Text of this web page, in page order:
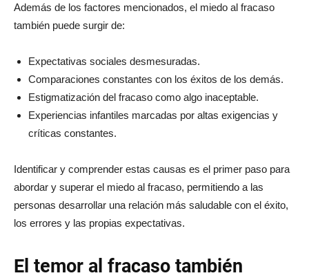
Además de los factores mencionados, el miedo al fracaso
también puede surgir de:
Expectativas sociales desmesuradas.
Comparaciones constantes con los éxitos de los demás.
Estigmatización del fracaso como algo inaceptable.
Experiencias infantiles marcadas por altas exigencias y
críticas constantes.
Identificar y comprender estas causas es el primer paso para
abordar y superar el miedo al fracaso, permitiendo a las
personas desarrollar una relación más saludable con el éxito,
los errores y las propias expectativas.
El temor al fracaso también